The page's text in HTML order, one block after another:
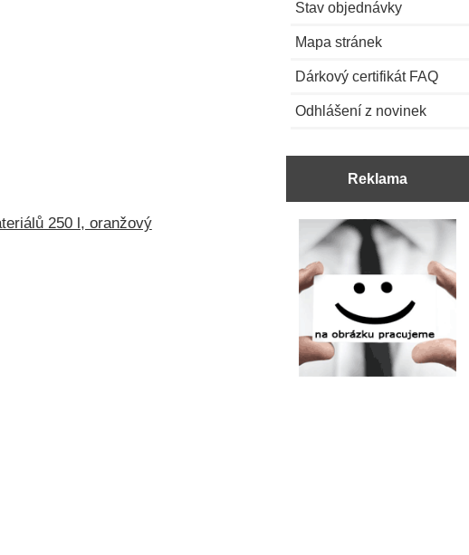
250 l, oranžový
Stav objednávky
Mapa stránek
Dárkový certifikát FAQ
Odhlášení z novinek
Reklama